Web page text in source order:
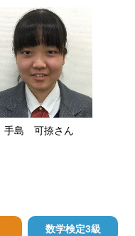
手島 可捺さん
数学検定3級